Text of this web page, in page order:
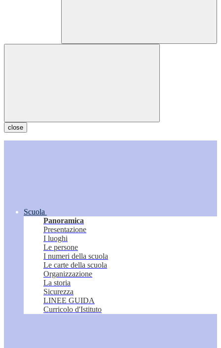
close
Scuola
Panoramica
Presentazione
I luoghi
Le persone
I numeri della scuola
Le carte della scuola
Organizzazione
La storia
Sicurezza
LINEE GUIDA
Curricolo d'Istituto